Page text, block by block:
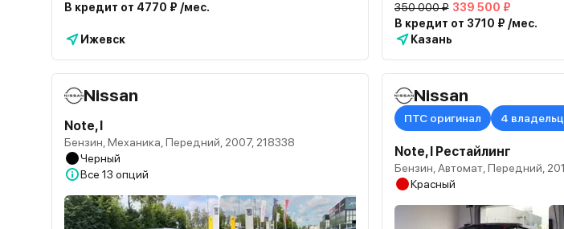
В кредит от 4770 ₽ /мес.
Ижевск
350 000 ₽ 339 500 ₽
В кредит от 3710 ₽ /мес.
Казань
Nissan
Note, I
Бензин, Механика, Передний, 2007, 218338
Черный
Все 13 опций
Nissan
ПТС оригинал 4
Note, I Рестайлинг
Бензин, Автомат, Передний,
Красный